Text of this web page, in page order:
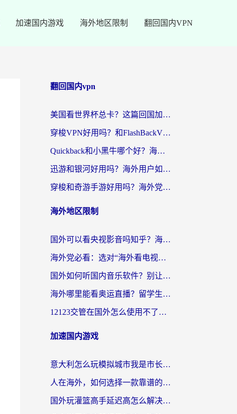
加速国内游戏 海外地区限制 翻回国内VPN
翻回国内vpn
美国看世界杯总卡？这篇回国加速器指南帮你无缝刷国内资源（附苹果手机VPN设置步骤）
穿梭VPN好用吗？和FlashBackVPN对比哪个回国效果更好？
Quickback和小黑牛哪个好？海外党亲测指南，选对回国加速器秒回国内
迅游和银河好用吗？海外用户如何选择回国加速器实现无缝访问国内资源
穿梭和奇游手游好用吗？海外党亲测3款回国加速器，附蜜蜂加速器七天试用攻略
海外地区限制
国外可以看央视影音吗知乎？海外党亲测有效的回国加速方案
海外党必看：选对“海外看电视剧软件”，再也不用愁国内剧刷不了
国外如何听国内音乐软件？别让地域限制，断了你的中文歌单
海外哪里能看奥运直播？留学生&海外华人必看的体育赛事观赛终极指南
12123交管在国外怎么使用不了？海外华人必看的无缝访问国内资源指南
加速国内游戏
意大利怎么玩模拟城市我是市长？海外党国服游戏加速终极攻略（附三国3量子特攻解决办法）
人在海外，如何选择一款靠谱的玩剑灵2加速器？
国外玩灌篮高手延迟高怎么解决？海外玩家国服游戏加速终极指南